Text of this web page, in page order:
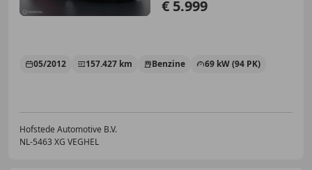
€ 5.999
05/2012 157.427 km Benzine 69 kW (94 PK)
Hofstede Automotive B.V.
NL-5463 XG VEGHEL